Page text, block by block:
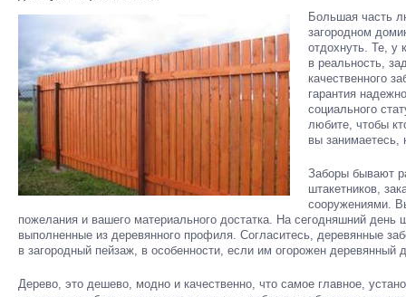
Большая часть
загородном
отдохнуть. Те, у
в реальность,
качественного
гарантия
социального
любите, чтобы
вы
Заборы бывают
штакетников,
сооружениями.
пожелания и вашего материального достатка. На сегодняшний день
выполненные из деревянного профиля. Согласитесь, деревянные
в загородный пейзаж, в особенности, если им огорожен деревянный
Дерево, это дешево, модно и качественно, что самое главное,